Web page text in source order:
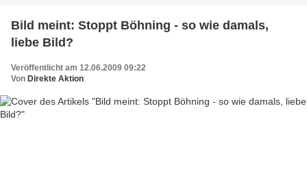
Bild meint: Stoppt Böhning - so wie damals,
liebe Bild?
Veröffentlicht am 12.06.2009 09:22
Von Direkte Aktion